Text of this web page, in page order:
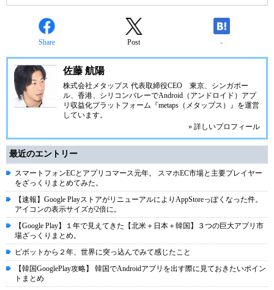
Share Post -
佐藤 航陽
株式会社メタップス 代表取締役CEO 東京、シンガポー
ル、香港、シリコンバレーでAndroid（アンドロイド）アプ
リ収益化プラットフォーム『metaps（メタップス） 』を運営
しています。
» 詳しいプロフィール
最近のエントリー
スマートフォンECとアプリコマース元年。 スマホEC市場と主要プレイヤー
をざっくりまとめてみた。
【速報】Google PlayストアがリニューアルによりAppStoreっぽくなった件。
アイコンの表示サイズが2倍に。
【Google Play】１年で見えてきた【北米＋日本＋韓国】３つの巨大アプリ市
場ざっくりまとめ。
ピボットから２年、世界に突っ込んでみて感じたこと
【韓国GooglePlay攻略】 韓国でAndroidアプリを出す際に見ておきたいポイン
トまとめ